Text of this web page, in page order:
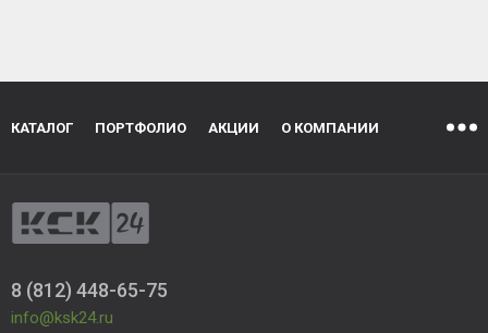
КАТАЛОГ ПОРТФОЛИО АКЦИИ О КОМПАНИИ
8 (812) 448-65-75
info@ksk24.ru